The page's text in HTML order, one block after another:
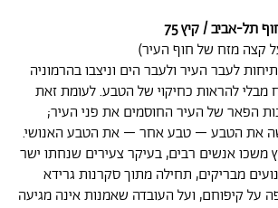
תל-אביב / קיץ 75
לעבר העיר ולעבר הים וניצבו בהרמוניה
להראות כחיקוי של הטבע. לעומת זאת
הפאר של העיר החוסמים את פני העיר;
את הטבע – טבע אחר – את הטבע האנושי.
משכו אנשים רבים, בעיקר צעירים שנחתו ישר
מבריקים, תחילה מתוך סקרנות גרידא
על קיפוחם, ועל העובדה שאמנות אינה מגיעה